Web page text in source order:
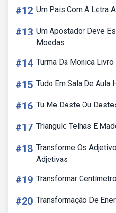
#12 Um Pais Com A Letra A
#13 Um Apostador Deve
Moedas
#14 Turma Da Monica
#15 Tudo Em Sala De Aula
#16 Tu Me Deste Ou
#17 Triangulo Telhas E
#18 Transforme Os
Adjetivas
#19 Transformar
#20 Transformação De